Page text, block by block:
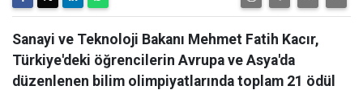
Sanayi ve Teknoloji Bakanı Mehmet Fatih Kacır,
Türkiye'deki öğrencilerin Avrupa ve Asya'da
düzenlenen bilim olimpiyatlarında toplam 21 ödül